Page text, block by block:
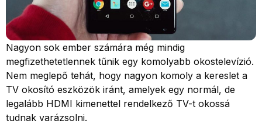
Nagyon sok ember számára még mindig
megfizethetetlennek tűnik egy komolyabb okostelevízió.
Nem meglepő tehát, hogy nagyon komoly a kereslet a
TV okosító eszközök iránt, amelyek egy normál, de
legalább HDMI kimenettel rendelkező TV-t okossá
tudnak varázsolni.